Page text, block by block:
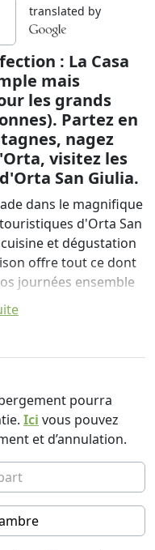
translated by
: La Casa
mais
les grands
Partez en
nagez
visitez les
San Giulia.
dans le magnifique
d'Orta San
et dégustation
offre tout ce dont
journées ensemble
en pierre située
Quarna Sotto. Il
jardin et une
cuisine dînatoire
un WC.
cinq chambres
sont accessibles
5 lits doubles et 6 lits
montagne situé à
pourra
Ici vous pouvez
et d’annulation.